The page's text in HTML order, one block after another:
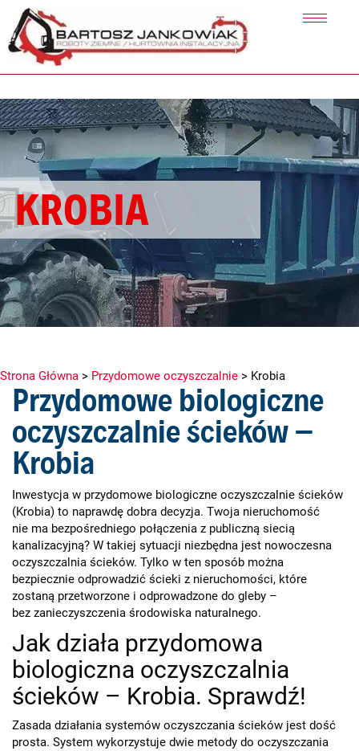
Toggle
KROBIA
Strona Główna > Przydomowe oczyszczalnie > Krobia
Przydomowe biologiczne
oczyszczalnie ścieków –
Krobia
Inwestycja w przydomowe biologiczne oczyszczalnie ścieków
(Krobia) to naprawdę dobra decyzja. Twoja nieruchomość
nie ma bezpośredniego połączenia z publiczną siecią
kanalizacyjną? W takiej sytuacji niezbędna jest nowoczesna
oczyszczalnia ścieków. Tylko w ten sposób można
bezpiecznie odprowadzić ścieki z nieruchomości, które
zostaną przetworzone i odprowadzone do gleby –
bez zanieczyszczenia środowiska naturalnego.
Jak działa przydomowa
biologiczna oczyszczalnia
ścieków – Krobia. Sprawdź!
Zasada działania systemów oczyszczania ścieków jest dość
prosta. System wykorzystuje dwie metody do oczyszczania